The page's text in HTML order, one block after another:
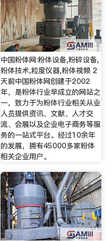
中国粉体网:粉体设备,粉碎设备,
粉体技术,粒度仪器,粉体视频 2
天前中国粉体网创建于2002
年，是粉体行业早成立的网站之
一，致力于为粉体行业相关从业
人员提供资讯、文献、人才交
流、会展以及企业电子商务等服
务的一站式平台。经过10余年
的发展，拥有45000多家粉体
相关企业用户。